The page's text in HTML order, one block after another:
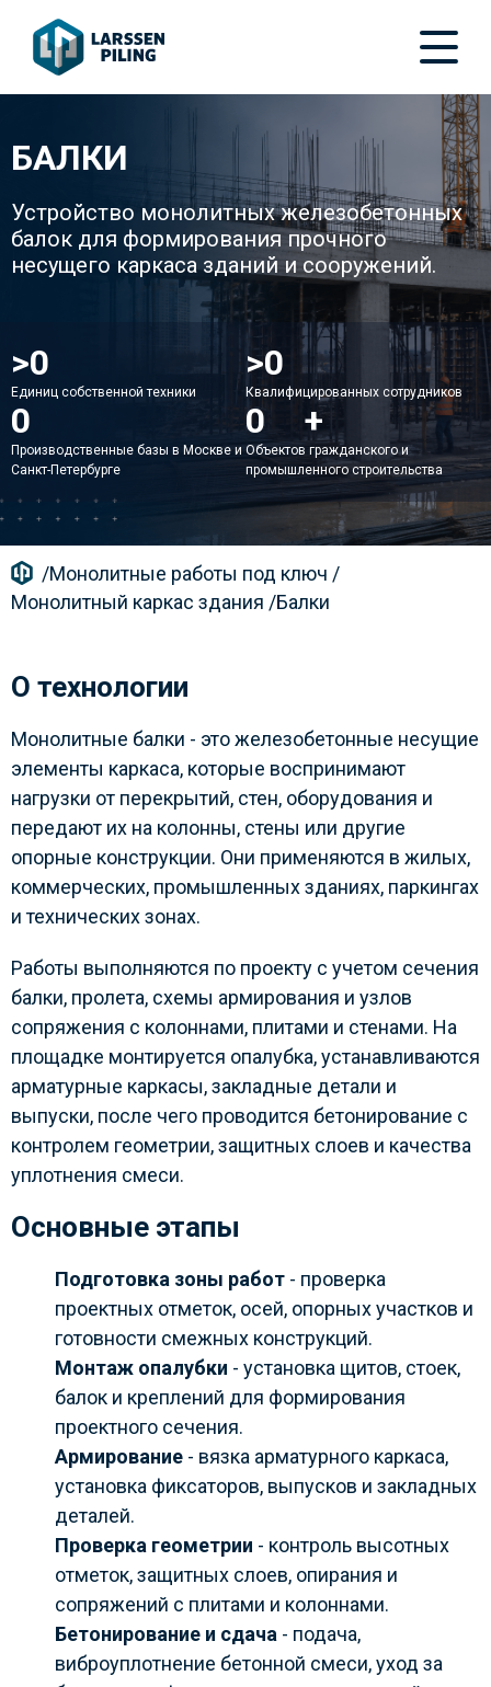
БАЛКИ
Устройство монолитных железобетонных
балок для формирования прочного
несущего каркаса зданий и сооружений.
>50
Единиц собственной техники
>150
Квалифицированных сотрудников
2
Производственные базы в Москве и
Санкт-Петербурге
200 +
Объектов гражданского и
промышленного строительства
/Монолитные работы под ключ /
Монолитный каркас здания /Балки
О технологии
Монолитные балки - это железобетонные несущие
элементы каркаса, которые воспринимают
нагрузки от перекрытий, стен, оборудования и
передают их на колонны, стены или другие
опорные конструкции. Они применяются в жилых,
коммерческих, промышленных зданиях, паркингах
и технических зонах.
Работы выполняются по проекту с учетом сечения
балки, пролета, схемы армирования и узлов
сопряжения с колоннами, плитами и стенами. На
площадке монтируется опалубка, устанавливаются
арматурные каркасы, закладные детали и
выпуски, после чего проводится бетонирование с
контролем геометрии, защитных слоев и качества
уплотнения смеси.
Основные этапы
Подготовка зоны работ - проверка
проектных отметок, осей, опорных участков и
готовности смежных конструкций.
Монтаж опалубки - установка щитов, стоек,
балок и креплений для формирования
проектного сечения.
Армирование - вязка арматурного каркаса,
установка фиксаторов, выпусков и закладных
деталей.
Проверка геометрии - контроль высотных
отметок, защитных слоев, опирания и
сопряжений с плитами и колоннами.
Бетонирование и сдача - подача,
виброуплотнение бетонной смеси, уход за